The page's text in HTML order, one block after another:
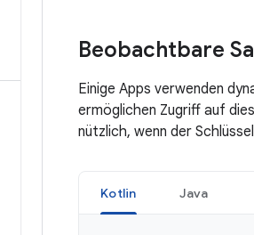
Beobachtbare
Einige Apps verwenden
ermöglichen Zugriff auf
nützlich, wenn der
Kotlin Java